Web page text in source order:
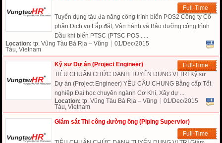
Full-Time
Tuyển dụng tàu đa năng công trình biển POS2 Công ty Cổ
phần Dịch vụ Lắp đặt, Vận hành và Bảo dưỡng công trình
Dầu khí biển PTSC (PTSC POS . ...
Location: tp. Vũng Tàu Bà Rịa – Vũng
Tàu, Vietnam
01/Dec/2015
Kỹ sư Dự án (Project Engineer)
Full-Time
TIÊU CHUẨN CHỨC DANH TUYỂN DỤNG VỊ TRÍ Kỹ sư
Dự án (Project Engineer) YÊU CẦU CHUNG Bằng cấp Tốt
nghiệp Đại học chuyên ngành Cơ Khí, Xây dự ...
Location: tp. Vũng Tàu Bà Rịa – Vũng
Tàu, Vietnam
01/Dec/2015
Giám sát Thi công đường ống (Piping Supervior)
Full-Time